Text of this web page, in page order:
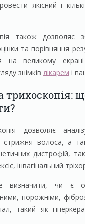
якісний і
також дозволяє
та порівняння
на великому
знімків лікарем і
трихоскопія:
дозволяє
стрижня волоса, а
дистрофій,
інвагінальний
визначити, чи є
порожніми,
такий як